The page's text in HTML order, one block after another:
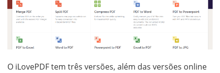
O iLovePDF tem três versões, além das versões online